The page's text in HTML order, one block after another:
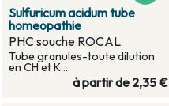
Sulfuricum acidum tube
homeopathie
PHC souche ROCAL
Tube granules-toute dilution
en CH et K...
à partir de 2,35 €